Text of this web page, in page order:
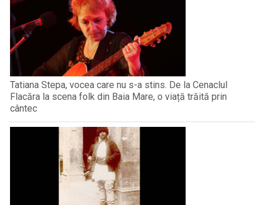
Tatiana Stepa, vocea care nu s-a stins. De la Cenaclul
Flacăra la scena folk din Baia Mare, o viață trăită prin
cântec